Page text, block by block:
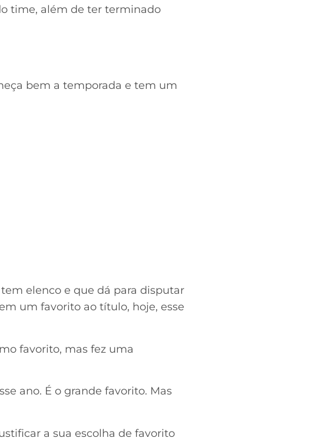
time, além de ter terminado
bem a temporada e tem um
elenco e que dá para disputar
um favorito ao título, hoje, esse
favorito, mas fez uma
ano. É o grande favorito. Mas
a sua escolha de favorito